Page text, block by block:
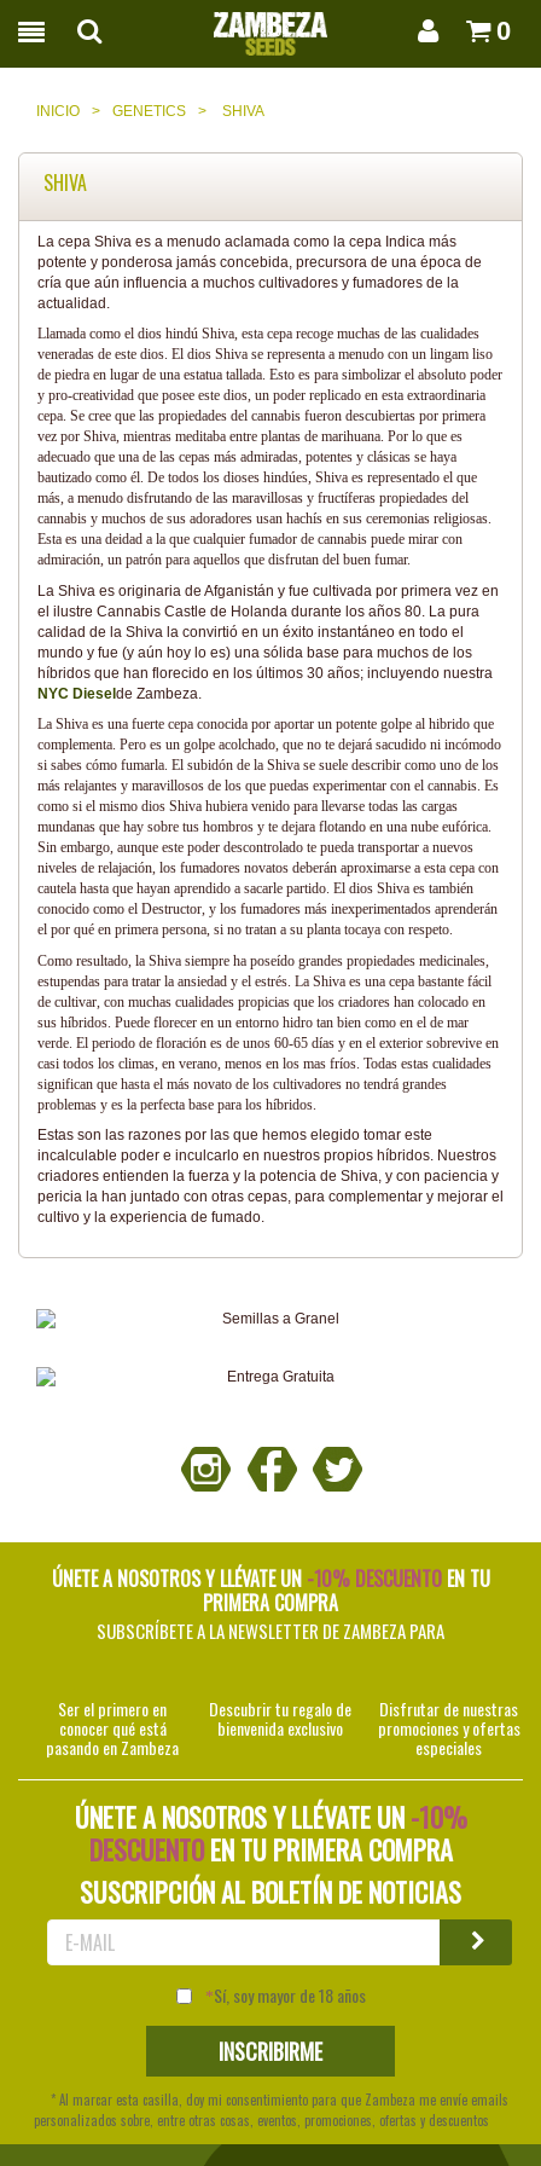
0
INICIO > GENETICS > SHIVA
SHIVA
La cepa Shiva es a menudo aclamada como la cepa Indica más
potente y ponderosa jamás concebida, precursora de una época de
cría que aún influencia a muchos cultivadores y fumadores de la
actualidad.
Llamada como el dios hindú Shiva, esta cepa recoge muchas de las cualidades
veneradas de este dios. El dios Shiva se representa a menudo con un lingam liso
de piedra en lugar de una estatua tallada. Esto es para simbolizar el absoluto poder
y pro-creatividad que posee este dios, un poder replicado en esta extraordinaria
cepa. Se cree que las propiedades del cannabis fueron descubiertas por primera
vez por Shiva, mientras meditaba entre plantas de marihuana. Por lo que es
adecuado que una de las cepas más admiradas, potentes y clásicas se haya
bautizado como él. De todos los dioses hindúes, Shiva es representado el que
más, a menudo disfrutando de las maravillosas y fructíferas propiedades del
cannabis y muchos de sus adoradores usan hachís en sus ceremonias religiosas.
Esta es una deidad a la que cualquier fumador de cannabis puede mirar con
admiración, un patrón para aquellos que disfrutan del buen fumar.
La Shiva es originaria de Afganistán y fue cultivada por primera vez en
el ilustre Cannabis Castle de Holanda durante los años 80. La pura
calidad de la Shiva la convirtió en un éxito instantáneo en todo el
mundo y fue (y aún hoy lo es) una sólida base para muchos de los
híbridos que han florecido en los últimos 30 años; incluyendo nuestra
NYC Dieselde Zambeza.
La Shiva es una fuerte cepa conocida por aportar un potente golpe al hibrido que
complementa. Pero es un golpe acolchado, que no te dejará sacudido ni incómodo
si sabes cómo fumarla. El subidón de la Shiva se suele describir como uno de los
más relajantes y maravillosos de los que puedas experimentar con el cannabis. Es
como si el mismo dios Shiva hubiera venido para llevarse todas las cargas
mundanas que hay sobre tus hombros y te dejara flotando en una nube eufórica.
Sin embargo, aunque este poder descontrolado te pueda transportar a nuevos
niveles de relajación, los fumadores novatos deberán aproximarse a esta cepa con
cautela hasta que hayan aprendido a sacarle partido. El dios Shiva es también
conocido como el Destructor, y los fumadores más inexperimentados aprenderán
el por qué en primera persona, si no tratan a su planta tocaya con respeto.
Como resultado, la Shiva siempre ha poseído grandes propiedades medicinales,
estupendas para tratar la ansiedad y el estrés. La Shiva es una cepa bastante fácil
de cultivar, con muchas cualidades propicias que los criadores han colocado en
sus híbridos. Puede florecer en un entorno hidro tan bien como en el de mar
verde. El periodo de floración es de unos 60-65 días y en el exterior sobrevive en
casi todos los climas, en verano, menos en los mas fríos. Todas estas cualidades
significan que hasta el más novato de los cultivadores no tendrá grandes
problemas y es la perfecta base para los híbridos.
Estas son las razones por las que hemos elegido tomar este
incalculable poder e inculcarlo en nuestros propios híbridos. Nuestros
criadores entienden la fuerza y la potencia de Shiva, y con paciencia y
pericia la han juntado con otras cepas, para complementar y mejorar el
cultivo y la experiencia de fumado.
ÚNETE A NOSOTROS Y LLÉVATE UN -10% DESCUENTOEN TU
PRIMERA COMPRA
SUBSCRÍBETE A LA NEWSLETTER DE ZAMBEZA PARA
Ser el primero en
conocer qué está
pasando en Zambeza
Descubrir tu regalo de
bienvenida exclusivo
Disfrutar de nuestras
promociones y ofertas
especiales
ÚNETE A NOSOTROS Y LLÉVATE UN-10%
DESCUENTOEN TU PRIMERA COMPRA
SUSCRIPCIÓN AL BOLETÍN DE NOTICIAS
Sí, soy mayor de 18 años
* Al marcar esta casilla, doy mi consentimiento para que Zambeza me envíe emails
personalizados sobre, entre otras cosas, eventos, promociones, ofertas y descuentos